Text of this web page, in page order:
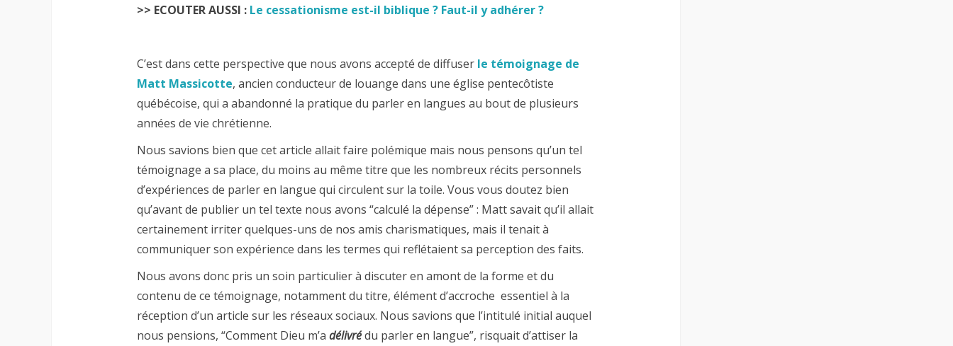
>> ECOUTER AUSSI : Le cessationisme est-il biblique ? Faut-il y adhérer ?
C’est dans cette perspective que nous avons accepté de diffuser le témoignage de
Matt Massicotte, ancien conducteur de louange dans une église pentecôtiste
québécoise, qui a abandonné la pratique du parler en langues au bout de plusieurs
années de vie chrétienne.
Nous savions bien que cet article allait faire polémique mais nous pensons qu’un tel
témoignage a sa place, du moins au même titre que les nombreux récits personnels
d’expériences de parler en langue qui circulent sur la toile. Vous vous doutez bien
qu’avant de publier un tel texte nous avons “calculé la dépense” : Matt savait qu’il allait
certainement irriter quelques-uns de nos amis charismatiques, mais il tenait à
communiquer son expérience dans les termes qui reflétaient sa perception des faits.
Nous avons donc pris un soin particulier à discuter en amont de la forme et du
contenu de ce témoignage, notamment du titre, élément d’accroche essentiel à la
réception d’un article sur les réseaux sociaux. Nous savions que l’intitulé initial auquel
nous pensions, “Comment Dieu m’a délivrédu parler en langue”, risquait d’attiser la